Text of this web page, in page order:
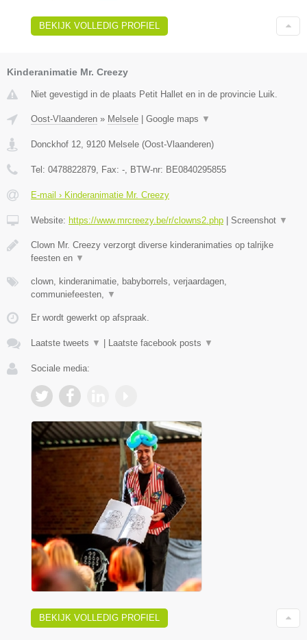
BEKIJK VOLLEDIG PROFIEL
Kinderanimatie Mr. Creezy
Niet gevestigd in de plaats Petit Hallet en in de provincie Luik.
Oost-Vlaanderen » Melsele Google maps ▼
Donckhof 12, 9120 Melsele (Oost-Vlaanderen)
Tel: 0478822879, Fax: -, BTW-nr: BE0840295855
E-mail › Kinderanimatie Mr. Creezy
Website: https://www.mrcreezy.be/r/clowns2.php Screenshot ▼
Clown Mr. Creezy verzorgt diverse kinderanimaties op talrijke
feesten en ▼
clown, kinderanimatie, babyborrels, verjaardagen,
communiefeesten, ▼
Er wordt gewerkt op afspraak.
Laatste tweets ▼ Laatste facebook posts ▼
Sociale media:
BEKIJK VOLLEDIG PROFIEL